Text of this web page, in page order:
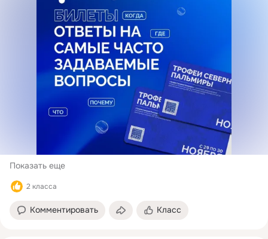
Показать еще
2 класса
Комментировать Класс